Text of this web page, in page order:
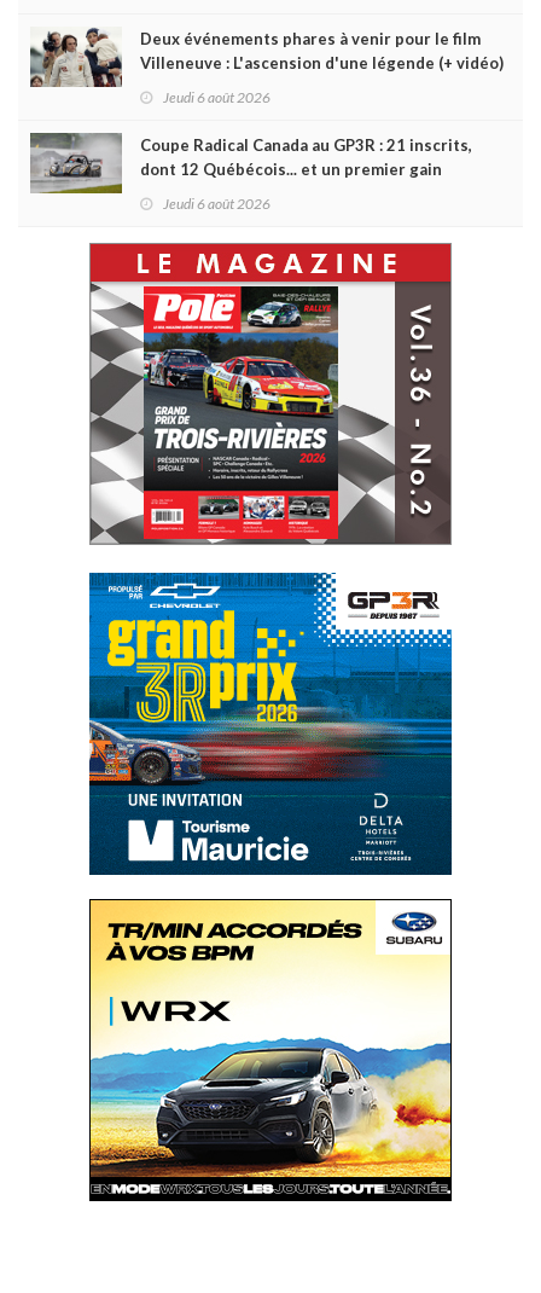
Deux événements phares à venir pour le film
Villeneuve : L'ascension d'une légende (+ vidéo)
Jeudi 6 août 2026
Coupe Radical Canada au GP3R : 21 inscrits,
dont 12 Québécois... et un premier gain
Jeudi 6 août 2026